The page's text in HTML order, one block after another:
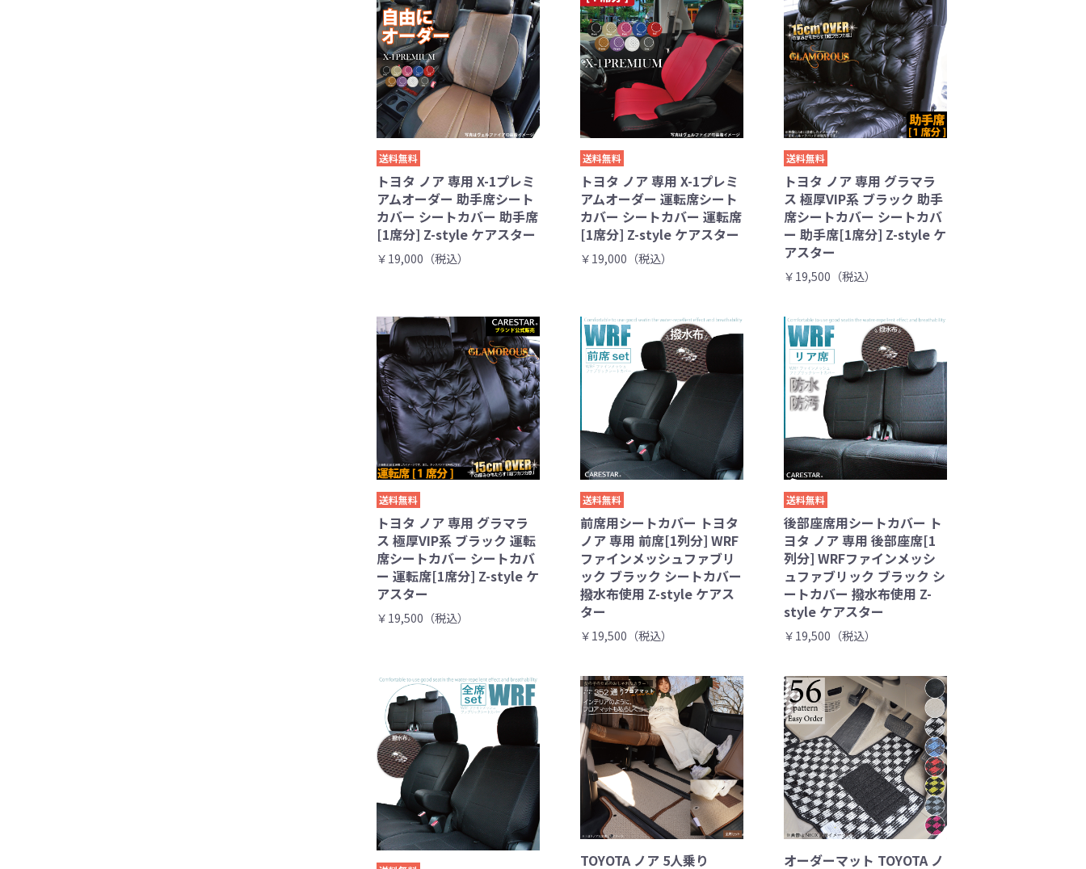
送料無料
トヨタ ノア 専用 X-1プレミ
アムオーダー 助手席シート
カバー シートカバー 助手席
[1席分] Z-style ケアスター
￥19,000（税込）
送料無料
トヨタ ノア 専用 X-1プレミ
アムオーダー 運転席シート
カバー シートカバー 運転席
[1席分] Z-style ケアスター
￥19,000（税込）
送料無料
トヨタ ノア 専用 グラマラ
ス 極厚VIP系 ブラック 助手
席シートカバー シートカバ
ー 助手席[1席分] Z-style ケ
アスター
￥19,500（税込）
送料無料
トヨタ ノア 専用 グラマラ
ス 極厚VIP系 ブラック 運転
席シートカバー シートカバ
ー 運転席[1席分] Z-style ケ
アスター
￥19,500（税込）
送料無料
前席用シートカバー トヨタ
ノア 専用 前席[1列分] WRF
ファインメッシュファブリ
ック ブラック シートカバー
撥水布使用 Z-style ケアス
ター
￥19,500（税込）
送料無料
後部座席用シートカバー ト
ヨタ ノア 専用 後部座席[1
列分] WRFファインメッシ
ュファブリック ブラック シ
ートカバー 撥水布使用 Z-
style ケアスター
￥19,500（税込）
TOYOTA ノア 5人乗り
オーダーマット TOYOTA ノ